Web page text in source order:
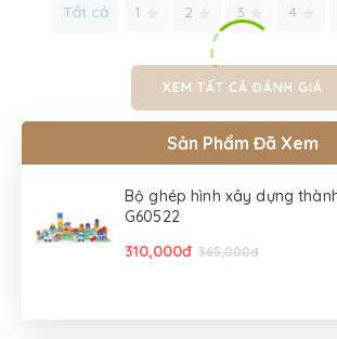
Tất cả 1 2 3 4
XEM TẤT CẢ ĐÁNH GIÁ
Sản Phẩm Đã Xem
Bộ ghép hình xây dựng
G60522
310,000đ 365,000đ